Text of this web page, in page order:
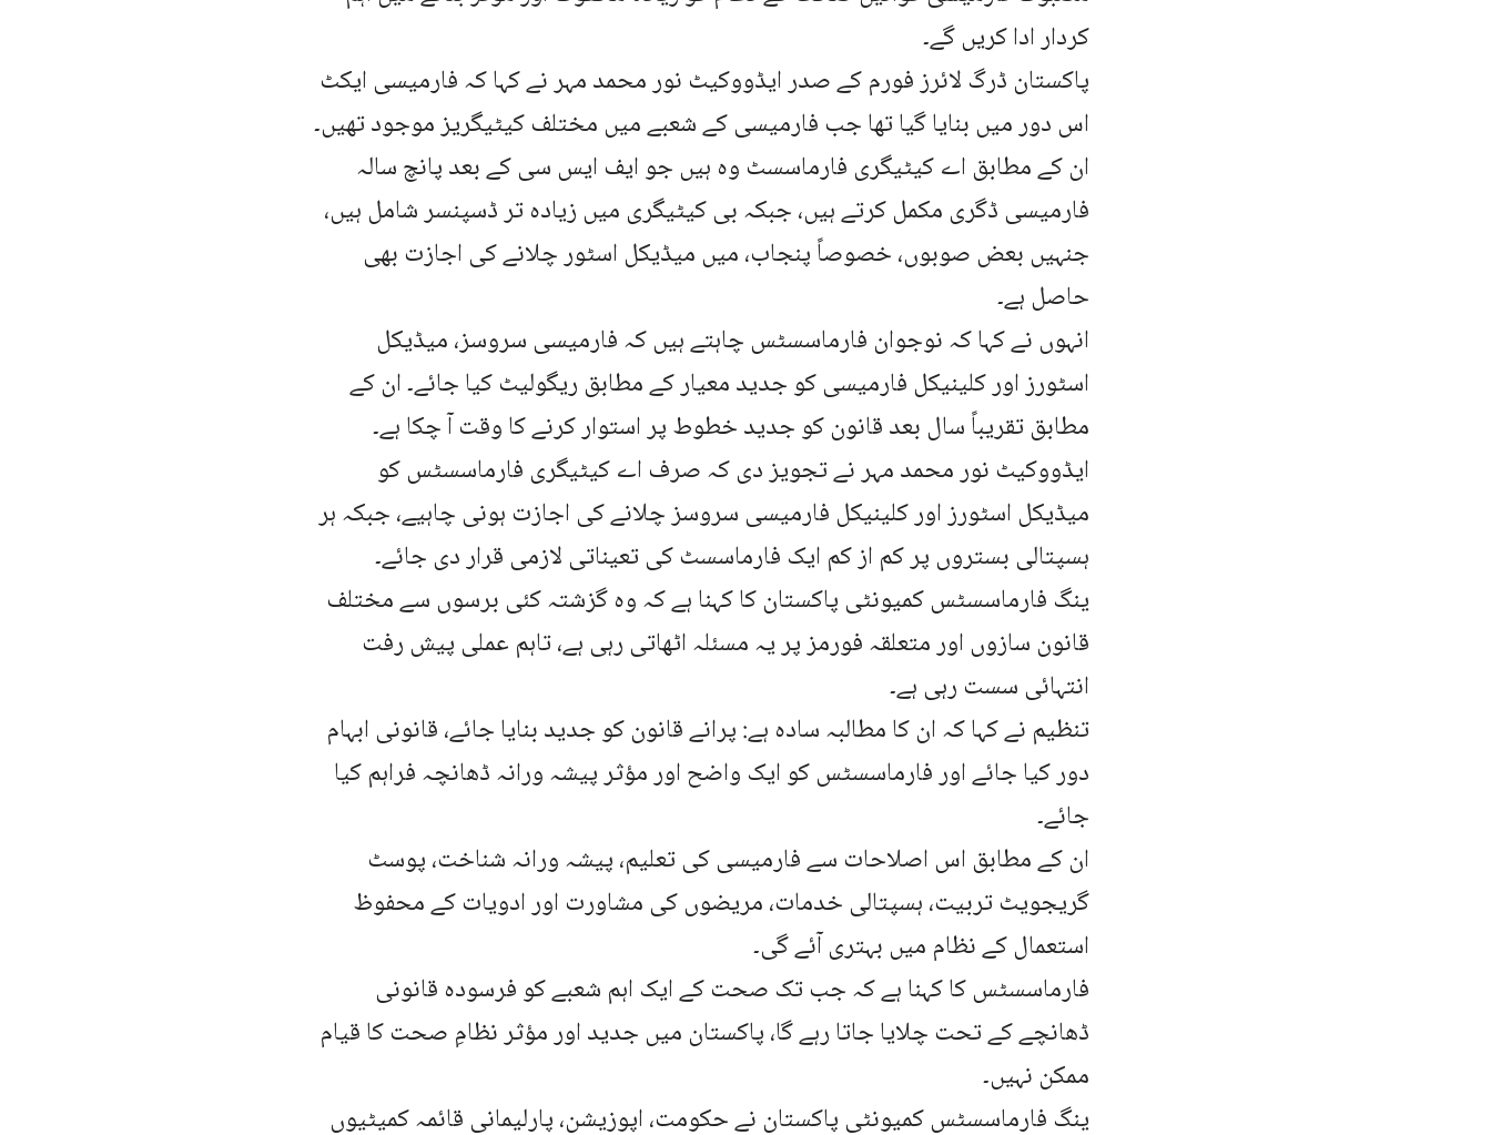
کردار ادا کریں گے۔
پاکستان ڈرگ لائرز فورم کے صدر ایڈووکیٹ نور محمد مہر نے کہا کہ فارمیسی ایکٹ
اس دور میں بنایا گیا تھا جب فارمیسی کے شعبے میں مختلف کیٹیگریز موجود تھیں۔
ان کے مطابق اے کیٹیگری فارماسسٹ وہ ہیں جو ایف ایس سی کے بعد پانچ سالہ
فارمیسی ڈگری مکمل کرتے ہیں، جبکہ بی کیٹیگری میں زیادہ تر ڈسپنسر شامل ہیں،
جنہیں بعض صوبوں، خصوصاً پنجاب، میں میڈیکل اسٹور چلانے کی اجازت بھی
حاصل ہے۔
انہوں نے کہا کہ نوجوان فارماسسٹس چاہتے ہیں کہ فارمیسی سروسز، میڈیکل
اسٹورز اور کلینیکل فارمیسی کو جدید معیار کے مطابق ریگولیٹ کیا جائے۔ ان کے
مطابق تقریباً سال بعد قانون کو جدید خطوط پر استوار کرنے کا وقت آ چکا ہے۔
ایڈووکیٹ نور محمد مہر نے تجویز دی کہ صرف اے کیٹیگری فارماسسٹس کو
میڈیکل اسٹورز اور کلینیکل فارمیسی سروسز چلانے کی اجازت ہونی چاہیے، جبکہ ہر
ہسپتالی بستروں پر کم از کم ایک فارماسسٹ کی تعیناتی لازمی قرار دی جائے۔
ینگ فارماسسٹس کمیونٹی پاکستان کا کہنا ہے کہ وہ گزشتہ کئی برسوں سے مختلف
قانون سازوں اور متعلقہ فورمز پر یہ مسئلہ اٹھاتی رہی ہے، تاہم عملی پیش رفت
انتہائی سست رہی ہے۔
تنظیم نے کہا کہ ان کا مطالبہ سادہ ہے: پرانے قانون کو جدید بنایا جائے، قانونی ابہام
دور کیا جائے اور فارماسسٹس کو ایک واضح اور مؤثر پیشہ ورانہ ڈھانچہ فراہم کیا
جائے۔
ان کے مطابق اس اصلاحات سے فارمیسی کی تعلیم، پیشہ ورانہ شناخت، پوسٹ
گریجویٹ تربیت، ہسپتالی خدمات، مریضوں کی مشاورت اور ادویات کے محفوظ
استعمال کے نظام میں بہتری آئے گی۔
فارماسسٹس کا کہنا ہے کہ جب تک صحت کے ایک اہم شعبے کو فرسودہ قانونی
ڈھانچے کے تحت چلایا جاتا رہے گا، پاکستان میں جدید اور مؤثر نظامِ صحت کا قیام
ممکن نہیں۔
ینگ فارماسسٹس کمیونٹی پاکستان نے حکومت، اپوزیشن، پارلیمانی قائمہ کمیٹیوں